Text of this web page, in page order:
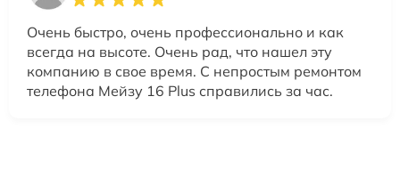
Очень быстро, очень профессионально и как
всегда на высоте. Очень рад, что нашел эту
компанию в свое время. С непростым ремонтом
телефона Мейзу 16 Plus справились за час.